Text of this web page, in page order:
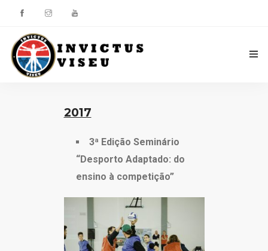
EQUIPA TÉCNICA
DEPARTAMENTO DA ÉTICA DESPORTIVA
COMO APOIAR
2017
3ª Edição Seminário
“Desporto Adaptado: do
ensino à competição”